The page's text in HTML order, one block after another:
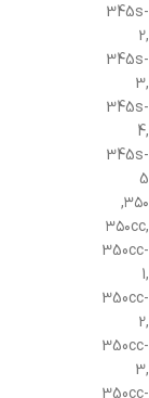
345s-
2,
345s-
3,
345s-
4,
345s-
5
۳۵۰,
۳۵۰cc,
350cc-
1,
350cc-
2,
350cc-
3,
350cc-